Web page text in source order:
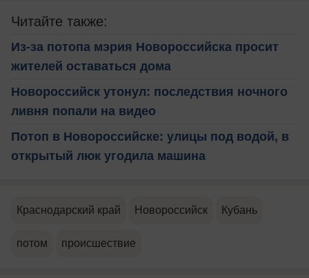
Читайте также:
Из-за потопа мэрия Новороссийска просит
жителей оставаться дома
Новороссийск утонул: последствия ночного
ливня попали на видео
Потоп в Новороссийске: улицы под водой, в
открытый люк угодила машина
Краснодарский край Новороссийск Кубань
потом происшествие